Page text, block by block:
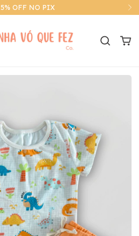
5% OFF NO PIX